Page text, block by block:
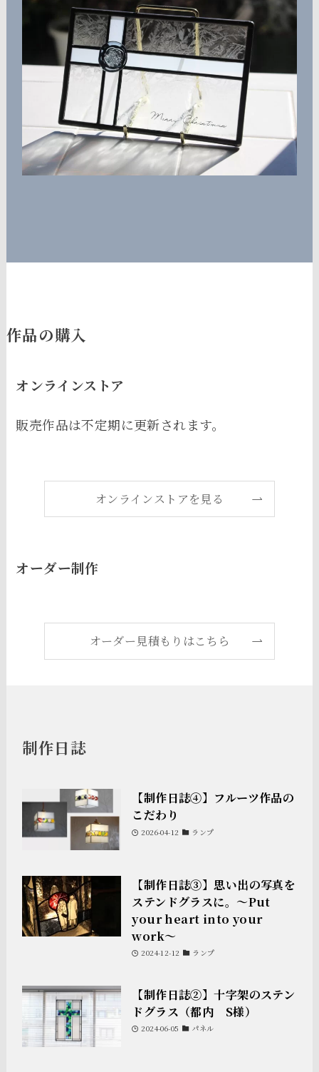
作品の購入
オンラインストア
販売作品は不定期に更新されます。
オンラインストアを見る
オーダー制作
オーダー見積もりはこちら
制作日誌
【制作日誌④】フルーツ作品の
こだわり
2026-04-12 ランプ
【制作日誌③】思い出の写真を
ステンドグラスに。〜Put
your heart into your
work〜
2024-12-12 ランプ
【制作日誌②】十字架のステン
ドグラス（都内 S様）
2024-06-05 パネル